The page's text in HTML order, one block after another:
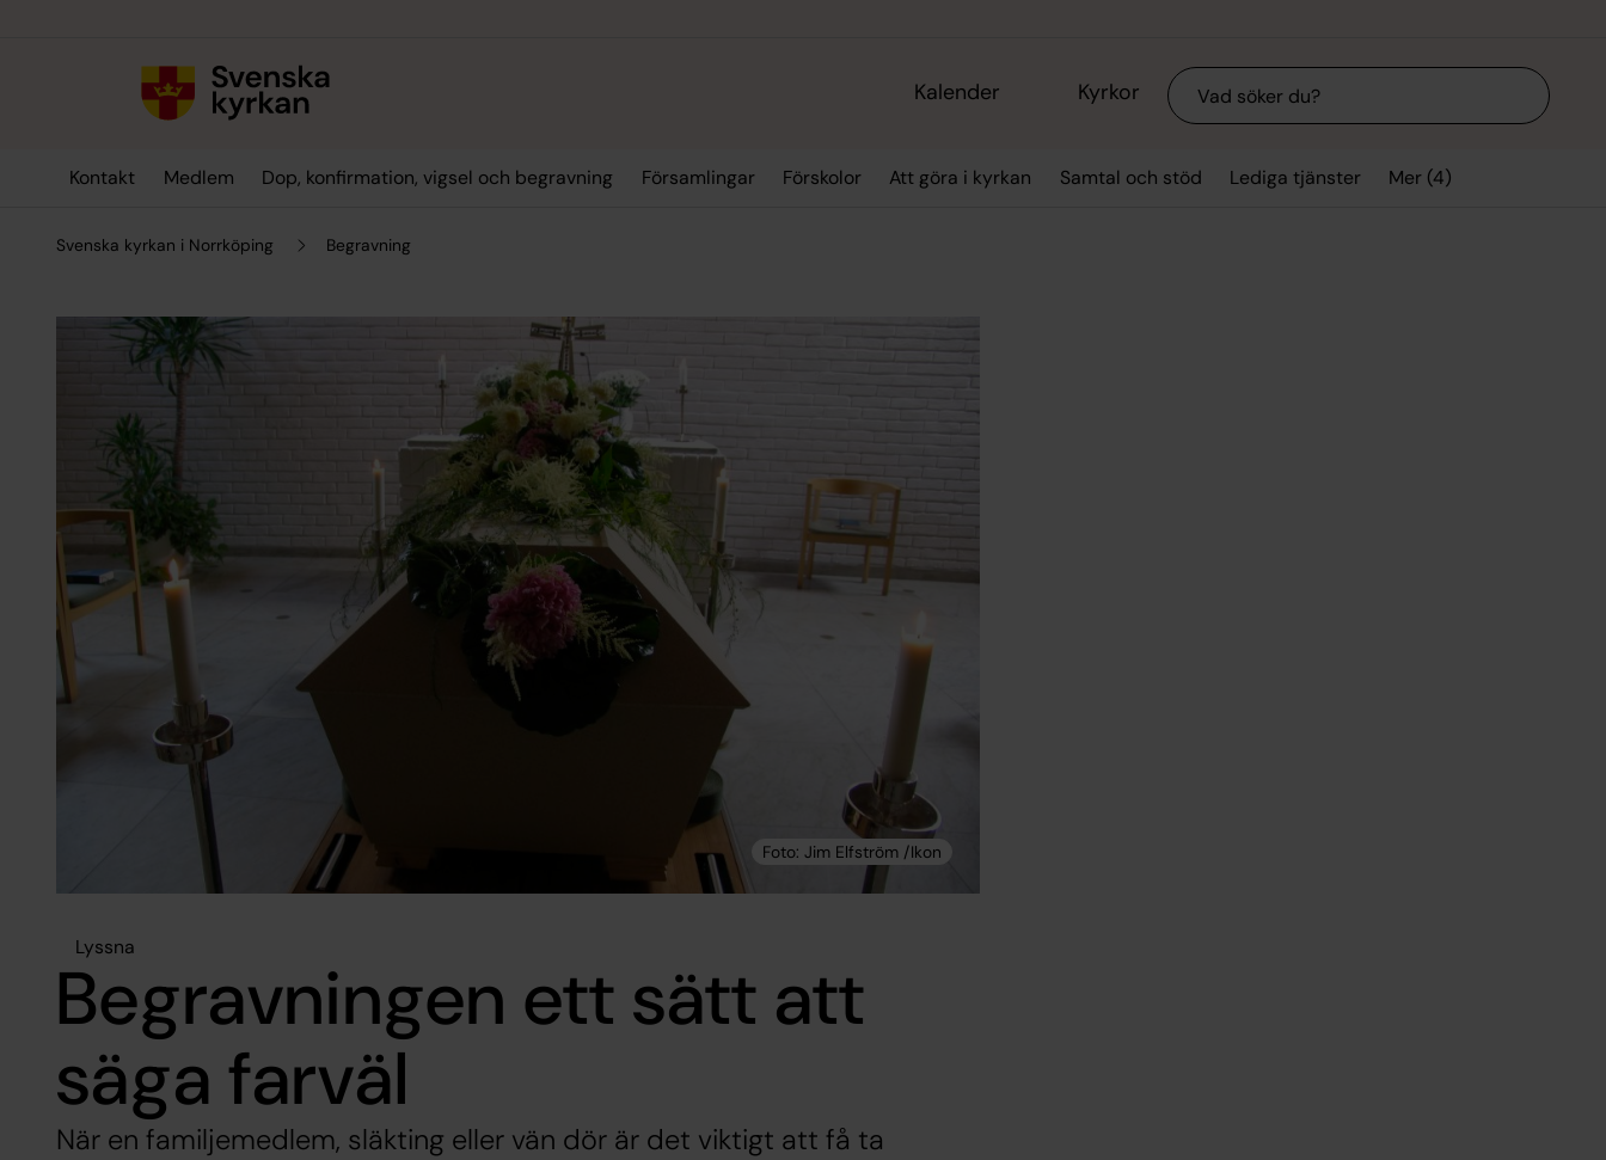
Kalender Kyrkor Sök
Kontakt Medlem Dop, konfirmation, vigsel och begravning Församlingar Förskolor Att göra i kyrkan Samtal och stöd Lediga tjänster Mer (4)
Svenska kyrkan i Norrköping Begravning
Lyssna
Begravningen ett sätt att
säga farväl
När en familjemedlem, släkting eller vän dör är det viktigt att få ta